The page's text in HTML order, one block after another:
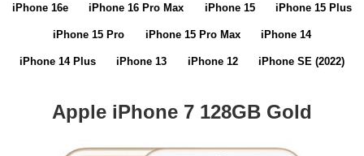
iPhone 16e iPhone 16 Pro Max iPhone 15 iPhone 15 Plus
iPhone 15 Pro iPhone 15 Pro Max iPhone 14
iPhone 14 Plus iPhone 13 iPhone 12 iPhone SE (2022)
Apple iPhone 7 128GB Gold